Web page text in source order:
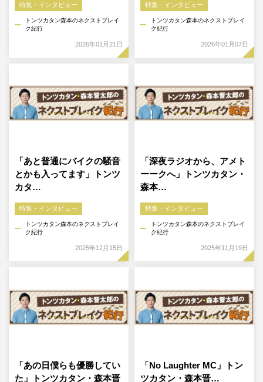
特集・インタビュー
トンツカタン森本のネクストブレイ
ク紀行
2026年01月21日
特集・インタビュー
トンツカタン森本のネクストブレイ
ク紀行
2026年01月07日
「あと普通にバイクの騒音
とかも入ってます」トンツ
カタ…
特集・インタビュー
トンツカタン森本のネクストブレイ
ク紀行
2025年12月15日
「深夜ラジオから、アメト
ーークへ」トンツカタン・
森本…
特集・インタビュー
トンツカタン森本のネクストブレイ
ク紀行
2025年11月19日
「あの日僕らも優勝してい
た」トンツカタン・森本晋
「No Laughter MC」トン
ツカタン・森本晋…